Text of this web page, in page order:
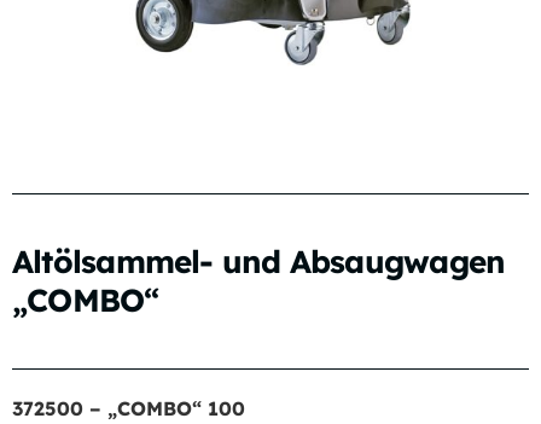
Altölsammel- und Absaugwagen
„COMBO“
372500 – „COMBO“ 100